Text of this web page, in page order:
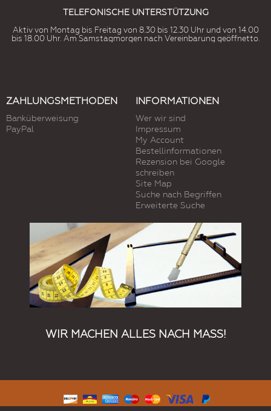
TELEFONISCHE UNTERSTÜTZUNG
Aktiv von Montag bis Freitag von 8.30 bis 12.30 Uhr und von 14.00
bis 18.00 Uhr. Am Samstagmorgen nach Vereinbarung geöffnetto.
ZAHLUNGSMETHODEN
Banküberweisung
PayPal
INFORMATIONEN
Wer wir sind
Impressum
My Account
Bestellinformationen
Rezension bei Google
schreiben
Site Map
Suche nach Begriffen
Erweiterte Suche
WIR MACHEN ALLES NACH MASS!